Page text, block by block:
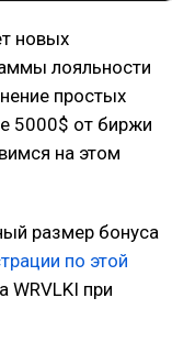
новых
лояльности
простых
5000$ от биржи
на этом
размер бонуса
по этой
WRVLKI при